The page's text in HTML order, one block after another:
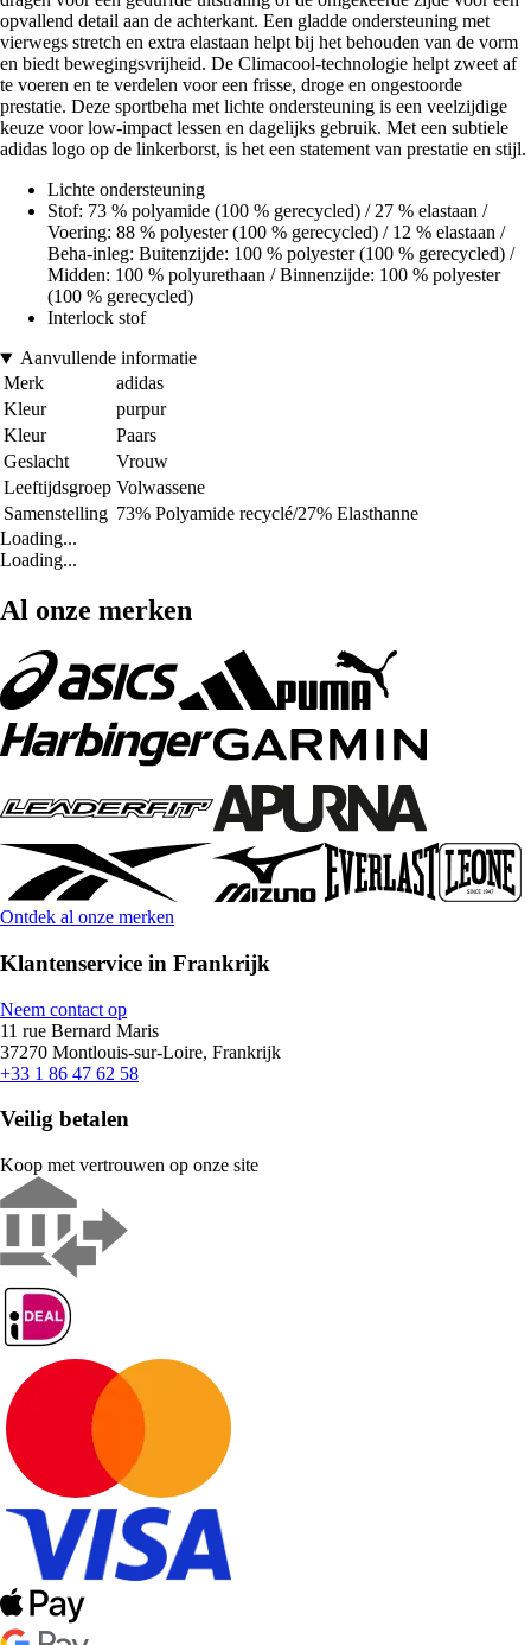
opvallend detail aan de achterkant. Een gladde ondersteuning met
vierwegs stretch en extra elastaan helpt bij het behouden van de vorm
en biedt bewegingsvrijheid. De Climacool-technologie helpt zweet af
te voeren en te verdelen voor een frisse, droge en ongestoorde
prestatie. Deze sportbeha met lichte ondersteuning is een veelzijdige
keuze voor low-impact lessen en dagelijks gebruik. Met een subtiele
adidas logo op de linkerborst, is het een statement van prestatie en stijl.
Lichte ondersteuning
Stof: 73 % polyamide (100 % gerecycled) / 27 % elastaan /
Voering: 88 % polyester (100 % gerecycled) / 12 % elastaan /
Beha-inleg: Buitenzijde: 100 % polyester (100 % gerecycled) /
Midden: 100 % polyurethaan / Binnenzijde: 100 % polyester
(100 % gerecycled)
Interlock stof
Aanvullende informatie
Merk
adidas
Kleur
purpur
Kleur
Paars
Geslacht
Vrouw
Leeftijdsgroep Volwassene
Samenstelling 73% Polyamide recyclé/27% Elasthanne
Loading...
Loading...
Al onze merken
Ontdek al onze merken
Klantenservice in Frankrijk
Neem contact op
11 rue Bernard Maris
37270 Montlouis-sur-Loire, Frankrijk
+33 1 86 47 62 58
Veilig betalen
Koop met vertrouwen op onze site